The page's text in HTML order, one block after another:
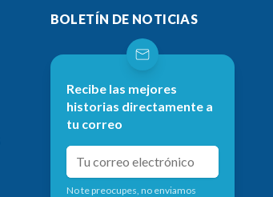
BOLETÍN DE NOTICIAS
Recibe las mejores
historias directamente a
tu correo
No te preocupes, no enviamos